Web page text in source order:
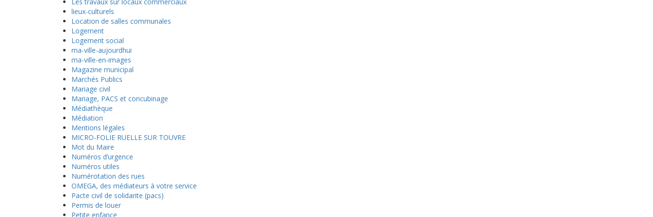
lieux-culturels
Location de salles communales
Logement
Logement social
ma-ville-aujourdhui
ma-ville-en-images
Magazine municipal
Marchés Publics
Mariage civil
Mariage, PACS et concubinage
Médiathèque
Médiation
Mentions légales
MICRO-FOLIE RUELLE SUR TOUVRE
Mot du Maire
Numéros d’urgence
Numéros utiles
Numérotation des rues
OMEGA, des médiateurs à votre service
Pacte civil de solidarite (pacs)
Permis de louer
Petite enfance